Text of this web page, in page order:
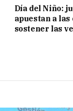
Día del Niño:
apuestan a
sostener las